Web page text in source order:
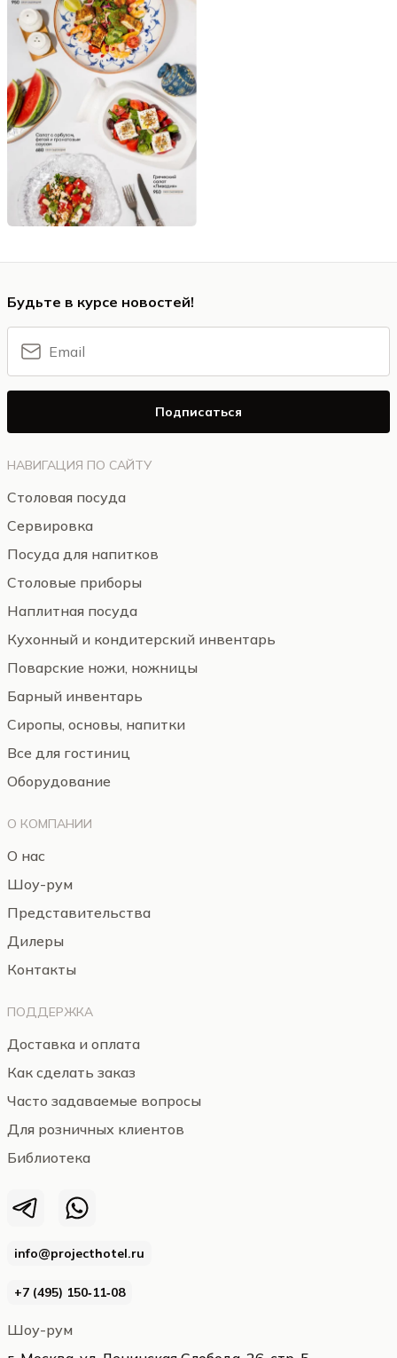
info@projecthotel.ru
+7 (495) 150‑11‑08
Шоу-рум
НАВИГАЦИЯ ПО САЙТУ
Столовая посуда
Сервировка
Посуда для напитков
Столовые приборы
Наплитная посуда
Кухонный и кондитерский инвентарь
Поварские ножи, ножницы
Барный инвентарь
Сиропы, основы, напитки
Все для гостиниц
Оборудование
О КОМПАНИИ
О нас
Шоу-рум
Представительства
Дилеры
Контакты
ПОДДЕРЖКА
Доставка и оплата
Как сделать заказ
Часто задаваемые вопросы
Для розничных клиентов
Библиотека
Будьте в курсе новостей!
Подписаться